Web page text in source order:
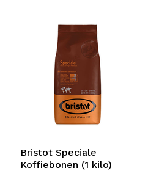
Bristot Speciale
Koffiebonen (1 kilo)